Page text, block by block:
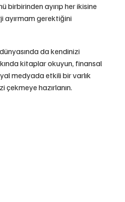
birbirinden ayırıp her ikisine
ayırmam gerektiğini
da kendinizi
kitaplar okuyun, finansal
medyada etkili bir varlık
hazırlanın.